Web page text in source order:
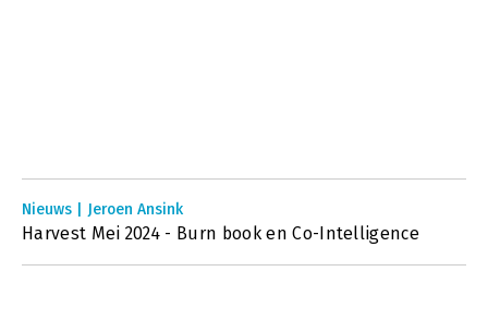
Nieuws | Jeroen Ansink
Harvest Mei 2024 - Burn book en Co-Intelligence